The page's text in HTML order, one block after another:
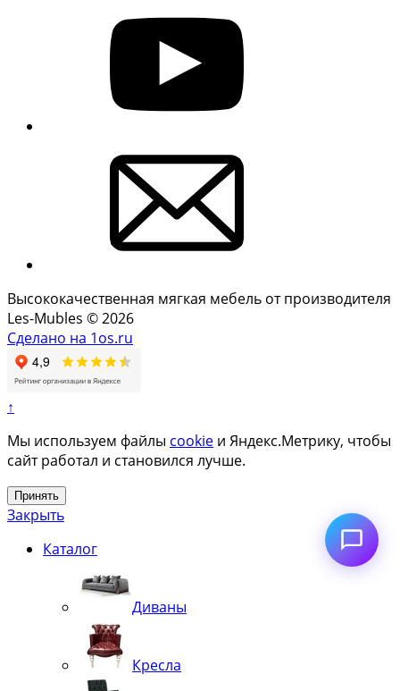
Высококачественная мягкая мебель от производителя
Les-Mubles © 2026
Сделано на 1os.ru
↑
Мы используем файлы cookie и Яндекс.Метрику, чтобы
сайт работал и становился лучше.
Принять
Закрыть
Каталог
Диваны
Кресла